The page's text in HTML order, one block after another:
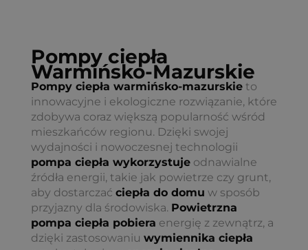
Pompy ciepła
Warmińsko-Mazurskie
Pompy ciepła warmińsko-mazurskie to
innowacyjne i ekologiczne rozwiązanie, które
zdobywa coraz większą popularność wśród
mieszkańców regionu. Dzięki swojej
wydajności i nowoczesnej technologii
pompa ciepła wykorzystuje odnawialne
źródła energii, takie jak powietrze czy grunt,
aby dostarczać ciepła do domu w sposób
przyjazny dla środowiska. Powietrzna
pompa ciepła pobiera energię z zewnątrz, a
dzięki zastosowaniu wymiennika ciepła